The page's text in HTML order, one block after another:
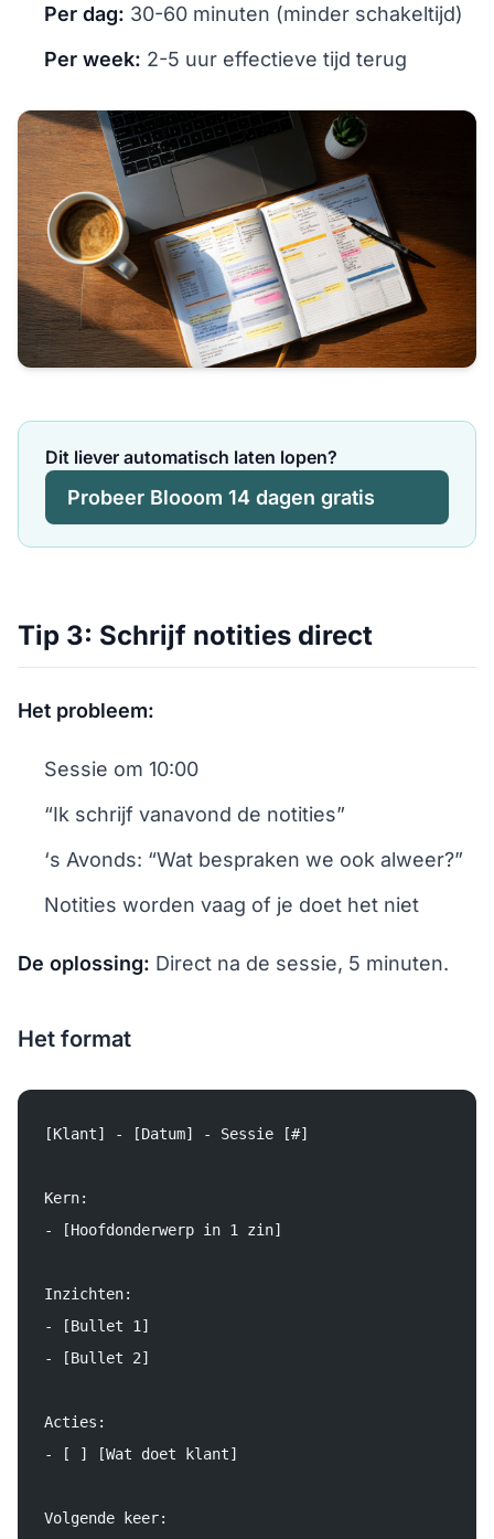
Per dag: 30-60 minuten (minder schakeltijd)
Per week: 2-5 uur effectieve tijd terug
Dit liever automatisch laten lopen?
Probeer Blooom 14 dagen gratis
Tip 3: Schrijf notities direct
Het probleem:
Sessie om 10:00
“Ik schrijf vanavond de notities”
‘s Avonds: “Wat bespraken we ook alweer?”
Notities worden vaag of je doet het niet
De oplossing: Direct na de sessie, 5 minuten.
Het format
[Klant] - [Datum] - Sessie [#]
Kern:
- [Hoofdonderwerp in 1 zin]
Inzichten:
- [Bullet 1]
- [Bullet 2]
Acties:
- [ ] [Wat doet klant]
Volgende keer: